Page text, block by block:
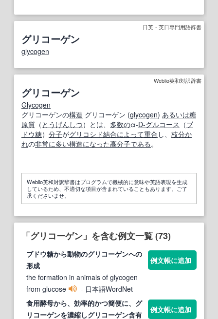
日英・英日専門用語辞書
グリコーゲン
glycogen
Weblio英和対訳辞書
グリコーゲン
Glycogen
グリコーゲンの構造 グリコーゲン (glycogen) あるいは糖
原質 （ とうげんしつ）とは、 多数のα-D-グルコース （ブ
ドウ糖） 分子がグリコシド結合によって重合 し、 枝分か
れの非常に多い構造になった高分子である 。
Weblio英和対訳辞書はプログラムで機械的に意味や英語表現を生成
しているため、不適切な項目が含まれていることもあります。ご了
承くださいませ。
「グリコーゲン」を含む例文一覧 (73)
ブドウ糖から動物のグリコーゲンへの
形成
the formation in animals of glycogen
from glucose
- 日本語WordNet
例文帳に追加
食用酵母から、効率的かつ簡便に、 グ
リコーゲンを濃縮しグリコーゲン含有
例文帳に追加